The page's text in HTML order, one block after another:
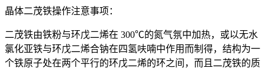
晶体二茂铁操作注意事项：
二茂铁由铁粉与环戊二烯在 300℃的氮气氛中加热，或以无水
氯化亚铁与环戊二烯合钠在四氢呋喃中作用而制得，结构为一
个铁原子处在两个平行的环戊二烯的环之间，而且二茂铁的质